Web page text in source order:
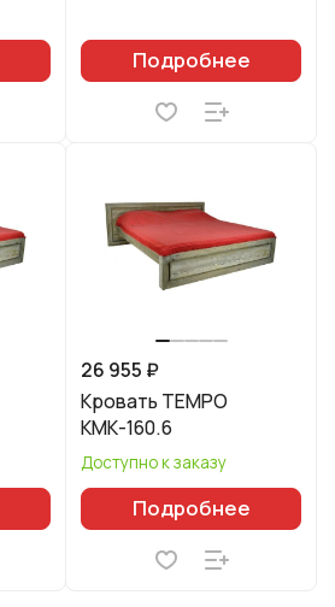
Подробнее
26 955 ₽
Кровать TEMPO
КМК-160.6
Доступно к заказу
Подробнее